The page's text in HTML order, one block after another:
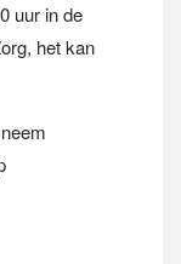
uur in de
het kan